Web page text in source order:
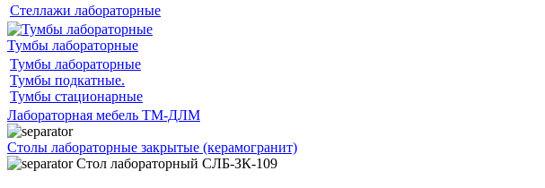
Стеллажи лабораторные
Тумбы лабораторные
Тумбы лабораторные
Тумбы подкатные.
Тумбы стационарные
Лабораторная мебель ТМ-ДЛМ
Столы лабораторные закрытые (керамогранит)
Стол лабораторный СЛБ-ЗК-109